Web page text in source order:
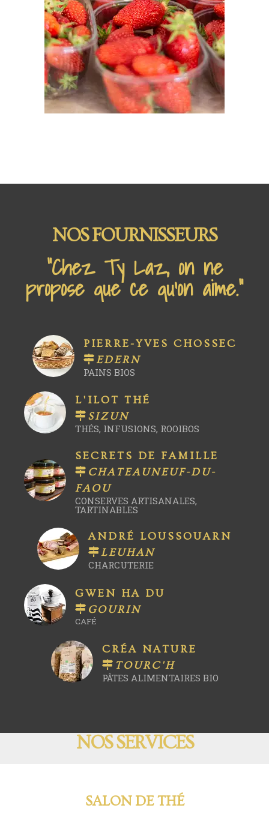
NOS FOURNISSEURS
“Chez Ty Laz, on ne
propose que ce qu'on aime.”
PIERRE-YVES CHOSSEC
EDERN
PAINS BIOS
L'ILOT THÉ
SIZUN
THÉS, INFUSIONS, ROOIBOS
SECRETS DE FAMILLE
CHATEAUNEUF-DU-
FAOU
CONSERVES ARTISANALES,
TARTINABLES
ANDRÉ LOUSSOUARN
LEUHAN
CHARCUTERIE
GWEN HA DU
GOURIN
CAFÉ
CRÉA NATURE
TOURC'H
PÂTES ALIMENTAIRES BIO
NOS SERVICES
SALON DE THÉ